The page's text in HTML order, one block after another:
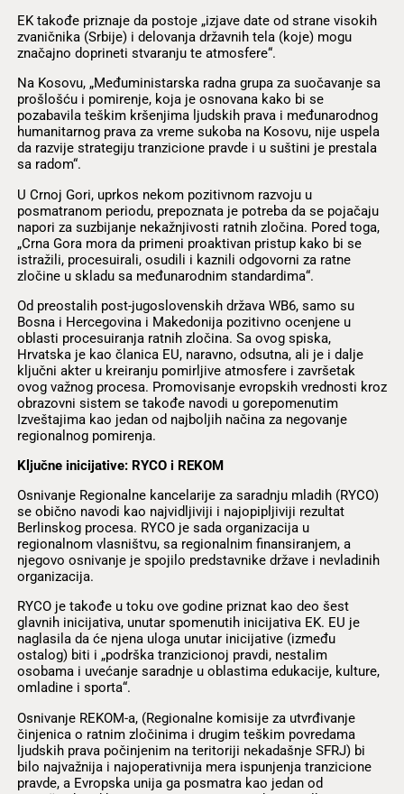
EK takođe priznaje da postoje „izjave date od strane visokih
zvaničnika (Srbije) i delovanja državnih tela (koje) mogu
značajno doprineti stvaranju te atmosfere“.
Na Kosovu, „Međuministarska radna grupa za suočavanje sa
prošlošću i pomirenje, koja je osnovana kako bi se
pozabavila teškim kršenjima ljudskih prava i međunarodnog
humanitarnog prava za vreme sukoba na Kosovu, nije uspela
da razvije strategiju tranzicione pravde i u suštini je prestala
sa radom“.
U Crnoj Gori, uprkos nekom pozitivnom razvoju u
posmatranom periodu, prepoznata je potreba da se pojačaju
napori za suzbijanje nekažnjivosti ratnih zločina. Pored toga,
„Crna Gora mora da primeni proaktivan pristup kako bi se
istražili, procesuirali, osudili i kaznili odgovorni za ratne
zločine u skladu sa međunarodnim standardima“.
Od preostalih post-jugoslovenskih država WB6, samo su
Bosna i Hercegovina i Makedonija pozitivno ocenjene u
oblasti procesuiranja ratnih zločina. Sa ovog spiska,
Hrvatska je kao članica EU, naravno, odsutna, ali je i dalje
ključni akter u kreiranju pomirljive atmosfere i završetak
ovog važnog procesa. Promovisanje evropskih vrednosti kroz
obrazovni sistem se takođe navodi u gorepomenutim
Izveštajima kao jedan od najboljih načina za negovanje
regionalnog pomirenja.
Ključne inicijative: RYCO i REKOM
Osnivanje Regionalne kancelarije za saradnju mladih (RYCO)
se obično navodi kao najvidljiviji i najopipljiviji rezultat
Berlinskog procesa. RYCO je sada organizacija u
regionalnom vlasništvu, sa regionalnim finansiranjem, a
njegovo osnivanje je spojilo predstavnike države i nevladinih
organizacija.
RYCO je takođe u toku ove godine priznat kao deo šest
glavnih inicijativa, unutar spomenutih inicijativa EK. EU je
naglasila da će njena uloga unutar inicijative (između
ostalog) biti i „podrška tranzicionoj pravdi, nestalim
osobama i uvećanje saradnje u oblastima edukacije, kulture,
omladine i sporta“.
Osnivanje REKOM-a, (Regionalne komisije za utvrđivanje
činjenica o ratnim zločinima i drugim teškim povredama
ljudskih prava počinjenim na teritoriji nekadašnje SFRJ) bi
bilo najvažnija i najoperativnija mera ispunjenja tranzicione
pravde, a Evropska unija ga posmatra kao jedan od